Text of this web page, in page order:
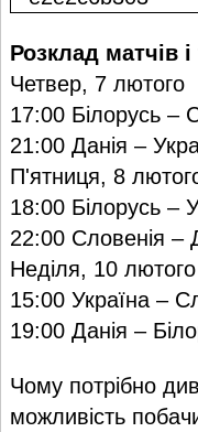
Розклад матчів
Четвер, 7 лютого
17:00 Білорусь –
21:00 Данія –
П'ятниця, 8
18:00 Білорусь –
22:00 Словенія –
Неділя, 10 лютого
15:00 Україна –
19:00 Данія –
Чому потрібно
можливість